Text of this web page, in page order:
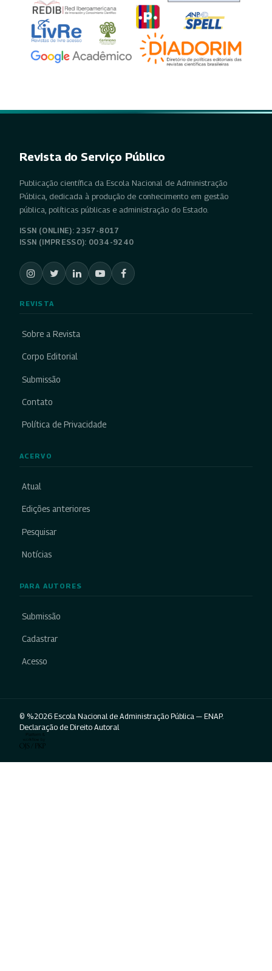
Revista do Serviço Público
Publicação científica da Escola Nacional de Administração
Pública, dedicada à produção de conhecimento em gestão
pública, políticas públicas e administração do Estado.
ISSN (ONLINE): 2357-8017
ISSN (IMPRESSO): 0034-9240
REVISTA
Sobre a Revista
Corpo Editorial
Submissão
Contato
Política de Privacidade
ACERVO
Atual
Edições anteriores
Pesquisar
Notícias
PARA AUTORES
Submissão
Cadastrar
Acesso
© %2026 Escola Nacional de Administração Pública — ENAP.
Declaração de Direito Autoral